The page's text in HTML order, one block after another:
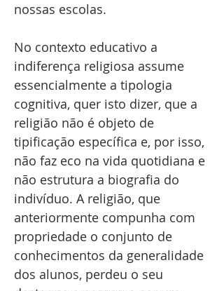
nossas escolas.
No contexto educativo a
indiferença religiosa assume
essencialmente a tipologia
cognitiva, quer isto dizer, que a
religião não é objeto de
tipificação específica e, por isso,
não faz eco na vida quotidiana e
não estrutura a biografia do
indivíduo. A religião, que
anteriormente compunha com
propriedade o conjunto de
conhecimentos da generalidade
dos alunos, perdeu o seu